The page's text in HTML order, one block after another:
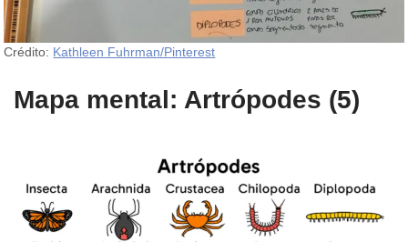
Crédito: Kathleen Fuhrman/Pinterest
Mapa mental: Artrópodes (5)